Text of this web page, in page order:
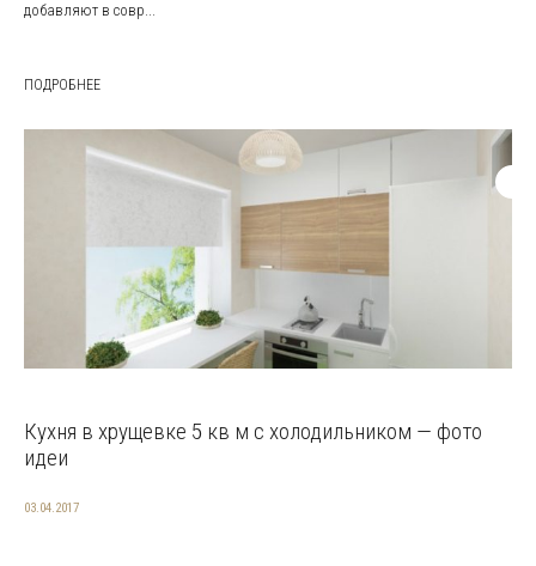
добавляют в совр...
ПОДРОБНЕЕ
Кухня в хрущевке 5 кв м с холодильником — фото
идеи
03.04.2017